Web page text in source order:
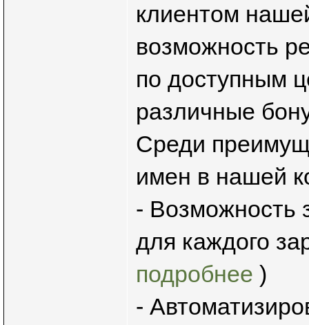
клиентом
возможность
по доступным
различные
Среди
имен в нашей
- Возможность
для каждого
подробнее )
-